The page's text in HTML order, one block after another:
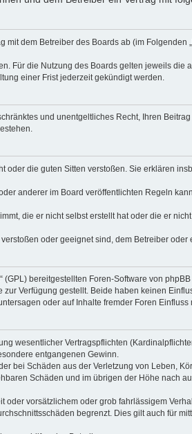
mit dem Betreiber des Boards ab (im Folgenden
Für die Nutzung des Boards gelten jeweils die
einer Frist jederzeit gekündigt werden.
und unentgeltliches Recht, Ihren
die guten Sitten verstoßen. Sie erklären
anderer im Board veröffentlichten Regeln
die er nicht selbst erstellt hat oder die er
oder geeignet sind, dem Betreiber oder
“ (GPL) bereitgestellten Foren-Software von
Verfügung gestellt. Beide haben keinen
oder auf Inhalte fremder Foren Einfluss
wesentlicher Vertragspflichten
entgangenen Gewinn.
bei Schäden aus der Verletzung von Leben,
Schäden und im übrigen der Höhe nach
vorsätzlichem oder grob fahrlässigem
begrenzt. Dies gilt auch für